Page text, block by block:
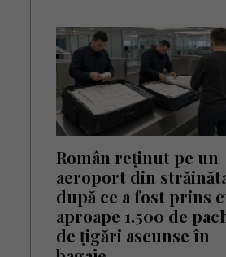
Român reținut pe un
aeroport din
după ce a fost prins
aproape 1.500 de
de țigări ascunse în